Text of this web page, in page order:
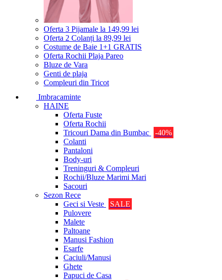
Oferta 3 Pijamale la 149,99 lei
Oferta 2 Colanți la 89,99 lei
Costume de Baie 1+1 GRATIS
Oferta Rochii Plaja Pareo
Bluze de Vara
Genti de plaja
Compleuri din Tricot
Imbracaminte
HAINE
Oferta Fuste
Oferta Rochii
Tricouri Dama din Bumbac
-40%
Colanti
Pantaloni
Body-uri
Treninguri & Compleuri
Rochii/Bluze Marimi Mari
Sacouri
Sezon Rece
Geci si Veste
SALE
Pulovere
Malete
Paltoane
Manusi Fashion
Esarfe
Caciuli/Manusi
Ghete
Papuci de Casa